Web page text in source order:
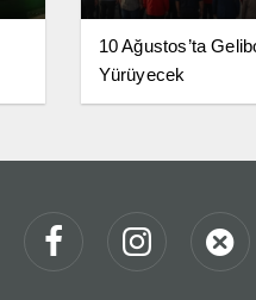
10 Ağustos’ta
Yürüyecek